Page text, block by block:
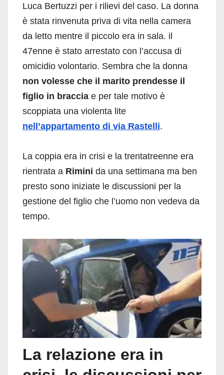
Luca Bertuzzi per i rilievi del caso. La donna
è stata rinvenuta priva di vita nella camera
da letto mentre il piccolo era in sala. il
47enne è stato arrestato con l’accusa di
omicidio volontario. Sembra che la donna
non volesse che il marito prendesse il
figlio in braccia e per tale motivo è
scoppiata una violenta lite
nell’appartamento di via Rastelli.
La coppia era in crisi e la trentatreenne era
rientrata a Rimini da una settimana ma ben
presto sono iniziate le discussioni per la
gestione del figlio che l’uomo non vedeva da
tempo.
La relazione era in